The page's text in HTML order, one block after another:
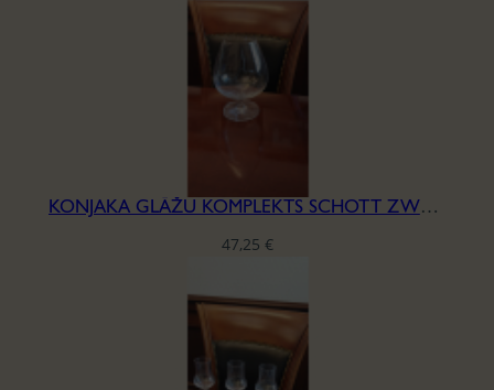
KONJAKA GLĀŽU KOMPLEKTS SCHOTT ZWEISEL
47,25 €